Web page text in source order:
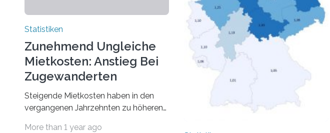
Statistiken
Zunehmend Ungleiche
Mietkosten: Anstieg Bei
Zugewanderten
Steigende Mietkosten haben in den
vergangenen Jahrzehnten zu höheren
More than 1 year ago